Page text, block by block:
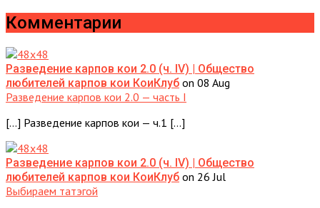
Комментарии
Разведение карпов кои 2.0 (ч. IV) | Общество
любителей карпов кои КоиКлуб on 08 Aug
Разведение карпов кои 2.0 — часть I
[…] Разведение карпов кои — ч.1 […]
Разведение карпов кои 2.0 (ч. IV) | Общество
любителей карпов кои КоиКлуб on 26 Jul
Выбираем татэгой